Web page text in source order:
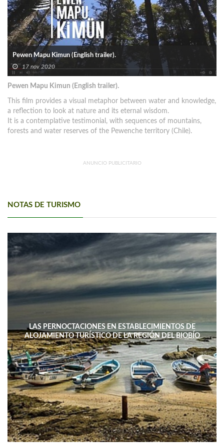
Pewen Mapu Kimun (English trailer).
17 nov 2020
Pewen Mapu Kimun (English trailer).
This film provides a visual metaphor between water and knowledge,
a reflection to look at nature and its eternal wisdom.
It is a contemplative testimonial, with sequences of mountains,
forests and water reserves of the Pewenche territory (Chile).
ANUNCIO PUBLICITARIO
NOTAS DE TURISMO
LAS PERNOCTACIONES EN ESTABLECIMIENTOS DE
ALOJAMIENTO TURÍSTICO DE LA REGIÓN DEL BIOBÍO
DISMINUYERON 15,4% INTERANUAL